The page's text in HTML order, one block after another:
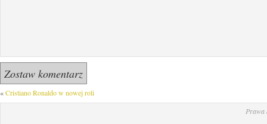
«Cristiano Ronaldo w nowej roli